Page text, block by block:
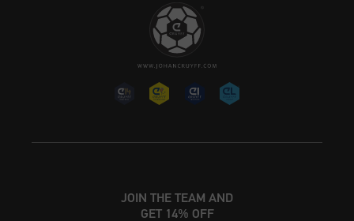
JOIN THE TEAM AND
GET 14% OFF